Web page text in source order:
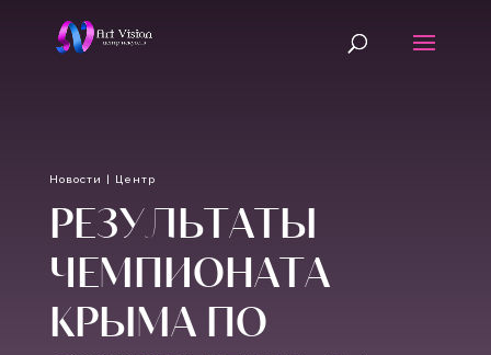
Новости | Центр
РЕЗУЛЬТАТЫ
ЧЕМПИОНАТА
КРЫМА ПО